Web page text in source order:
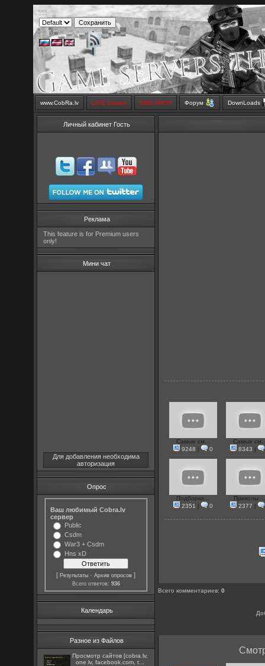
www.CobRa.lv LIVE Stream SMS SHOP Форум DownLoads
Личный кабинет Гость
Реклама
This feature is for Premium users
only!
Мини чат
Для добавления необходима
авторизация
Опрос
Ваш любимый Cobra.lv
сервер
Public
Csdm
War3 + Csdm
Hns xD
[Результаты ·Архив опросов ]
Всего ответов: 936
Календарь
Разное из Файлов
Просмотр сайтов [cobra.lv,
one.lv, facebook.com, t...
Самые см...
9248 | 0
Самые
8343 |
Подборка...
2351 | 0
Приколы
2377 |
Всего комментариев:0